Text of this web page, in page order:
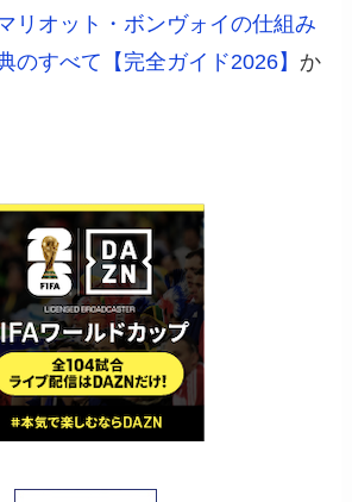
リオット・ボンヴォイの仕組み
のすべて【完全ガイド2026】 か